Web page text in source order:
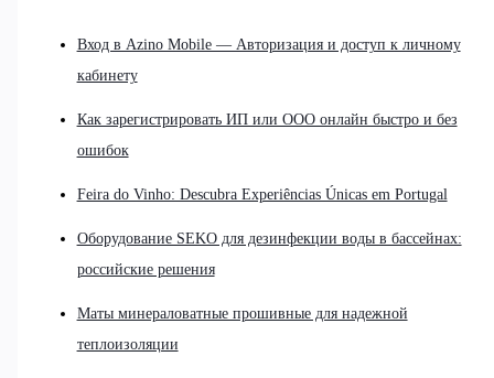
Вход в Azino Mobile — Авторизация и доступ к личному
кабинету
Как зарегистрировать ИП или ООО онлайн быстро и без
ошибок
Feira do Vinho: Descubra Experiências Únicas em Portugal
Оборудование SEKO для дезинфекции воды в бассейнах:
российские решения
Маты минераловатные прошивные для надежной
теплоизоляции